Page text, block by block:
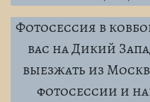
Фотосессия в
вас на Дикий
выезжать из
фотосессии и